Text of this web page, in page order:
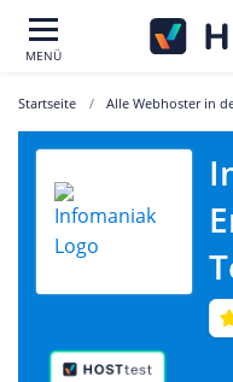
MENÜ
Startseite Alle Webhoster in